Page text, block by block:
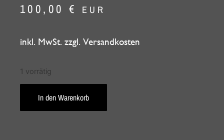
100,00 € EUR
inkl. MwSt. zzgl. Versandkosten
1 vorrätig
In den Warenkorb